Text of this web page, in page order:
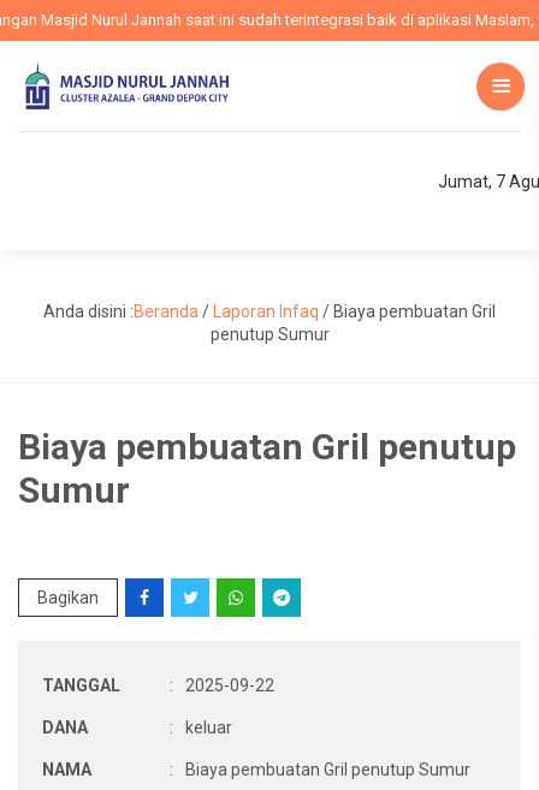
Masjid Nurul Jannah saat ini sudah terintegrasi baik di aplikasi Maslam,
Jumat, 7
Anda disini :Beranda / Laporan Infaq / Biaya pembuatan Gril
penutup Sumur
Biaya pembuatan Gril penutup
Sumur
Bagikan
TANGGAL : 2025-09-22
DANA : keluar
NAMA : Biaya pembuatan Gril penutup Sumur